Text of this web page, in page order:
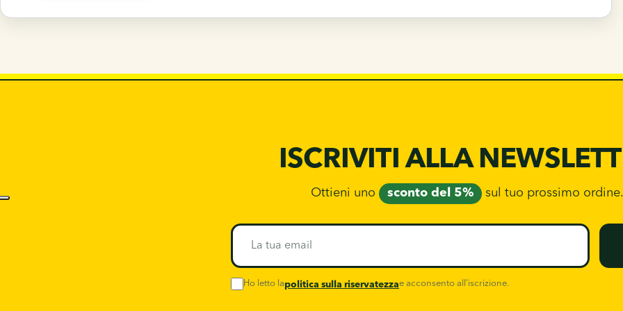
ISCRIVITI ALLA
Ottieni uno sconto del 5% sul tuo prossimo ordine.
La
email
Ho letto lapolitica sulla riservatezzae acconsento all’iscrizione.